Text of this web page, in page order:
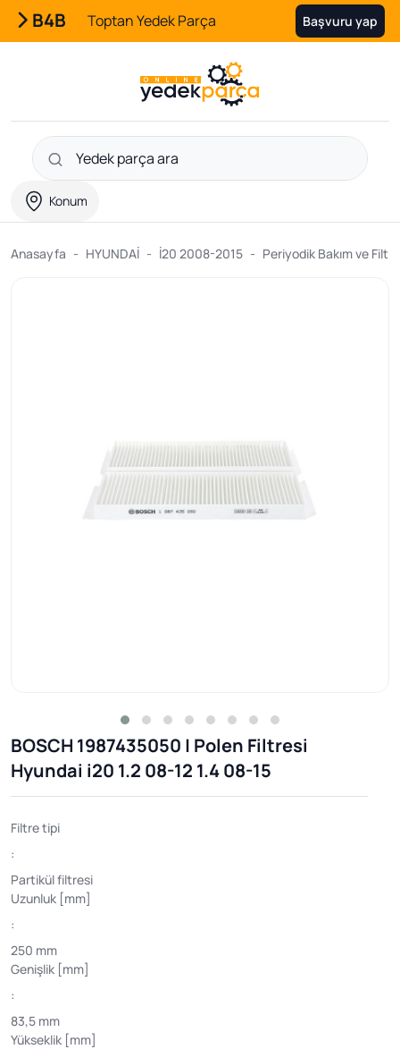
B4B Toptan Yedek Parça Başvuru yap
Konum
Anasayfa HYUNDAİ İ20 2008-2015 Periyodik Bakım ve
BOSCH 1987435050 | Polen Filtresi
Hyundai i20 1.2 08-12 1.4 08-15
Filtre tipi
:
Partikül filtresi
Uzunluk [mm]
:
250 mm
Genişlik [mm]
:
83,5 mm
Yükseklik [mm]